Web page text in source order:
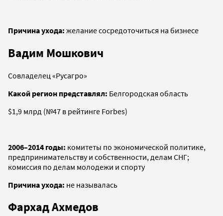
Причина ухода: желание сосредоточиться на бизнесе
Вадим Мошкович
Совладелец «Русагро»
Какой регион представлял: Белгородская область
$1,9 млрд (№47 в рейтинге Forbes)
2006–2014 годы: комитеты по экономической политике,
предпринимательству и собственности, делам СНГ;
комиссия по делам молодежи и спорту
Причина ухода: не называлась
Фархад Ахмедов